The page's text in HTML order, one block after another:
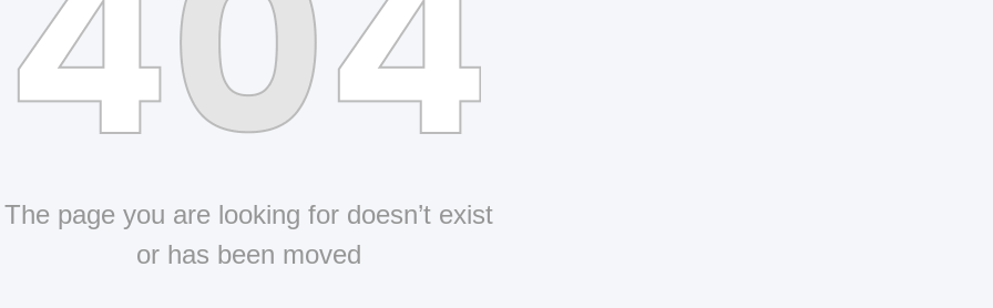
The page you are looking for doesn’t exist
or has been moved